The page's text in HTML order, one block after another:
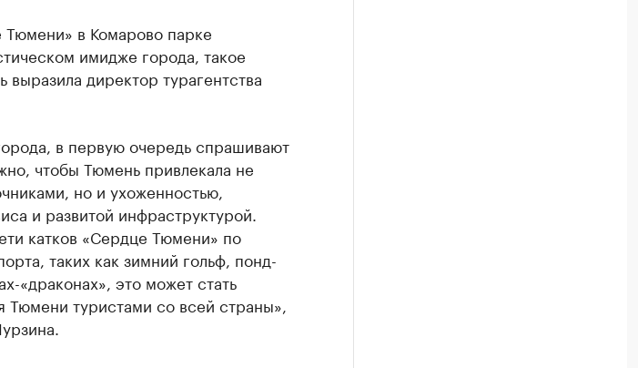
Тюмени» в Комарово парке
имидже города, такое
директор турагентства
в первую очередь спрашивают
чтобы Тюмень привлекала не
но и ухоженностью,
и развитой инфраструктурой.
катков «Сердце Тюмени» по
таких как зимний гольф, понд-
«драконах», это может стать
туристами со всей страны»,